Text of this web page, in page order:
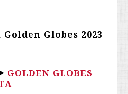
Globes 2023
GOLDEN GLOBES